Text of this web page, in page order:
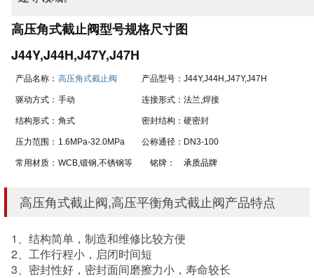
高压角式截止阀型号规格尺寸图
J44Y,J44H,J47Y,J47H
产品名称： 高压角式截止阀 产品型号： J44Y,J44H,J47Y,J47H
驱动方式： 手动 连接形式： 法兰,焊接
结构形式： 角式 密封结构： 硬密封
压力范围： 1.6MPa-32.0MPa 公称通径： DN3-100
常用材质： WCB,锻钢,不锈钢等 铭牌： 承质品牌
高压角式截止阀,高压平衡角式截止阀产品特点
1、结构简单，制造和维修比较方便
2、工作行程小，启闭时间短
3、密封性好，密封面间磨擦力小，寿命较长